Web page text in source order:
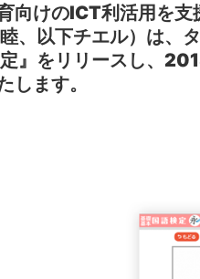
向けのICT利活用を支
、以下チエル）は、
』をリリースし、
します。